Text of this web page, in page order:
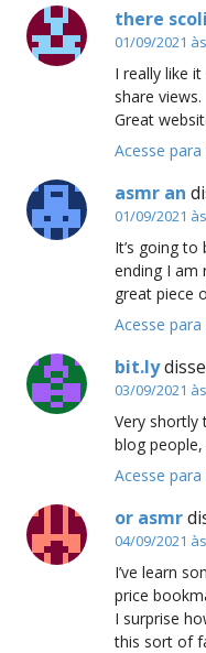
there
01/09/2021
I really like
share views.
Great
Acesse
asmr an
01/09/2021
It’s going
ending I am
great piece
Acesse
bit.ly
03/09/2021
Very shortly
blog people,
Acesse
or asmr
04/09/2021
I’ve learn
price
I surprise
this sort of